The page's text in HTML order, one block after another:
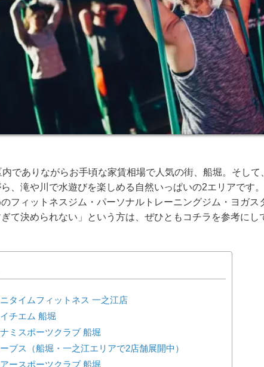
でありながらお手頃な家賃相場で人気の街、船堀。そして
、滝や川で水遊びを楽しめる自然いっぱいの2エリアです
フィットネスジム・パーソナルトレーニングジム・ヨガ
て決められない」という方は、ぜひともコチラを参考にし
タイムフィットネス 一之江店
チエム 船堀
ミスポーツクラブ 船堀
ブス（船堀・一之江エリアで2店舗展開中）
ースポーツクラブ 船堀